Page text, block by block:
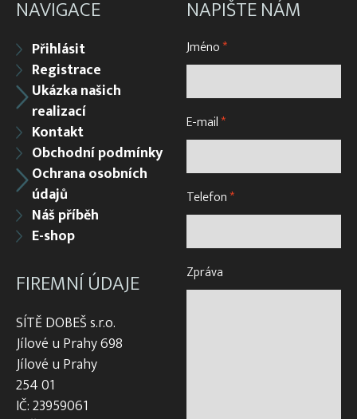
NAVIGACE
Přihlásit
Registrace
Ukázka našich
realizací
Kontakt
Obchodní podmínky
Ochrana osobních
údajů
Náš příběh
E-shop
FIREMNÍ ÚDAJE
SÍTĚ DOBEŠ s.r.o.
Jílové u Prahy 698
Jílové u Prahy
254 01
IČ: 23959061
NAPIŠTE NÁM
Jméno*
E-mail*
Telefon*
Zpráva